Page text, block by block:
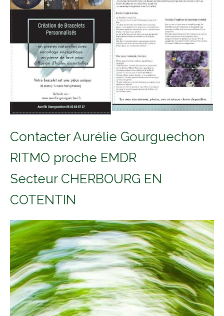
Contacter Aurélie Gourguechon
RITMO proche EMDR
Secteur CHERBOURG EN
COTENTIN